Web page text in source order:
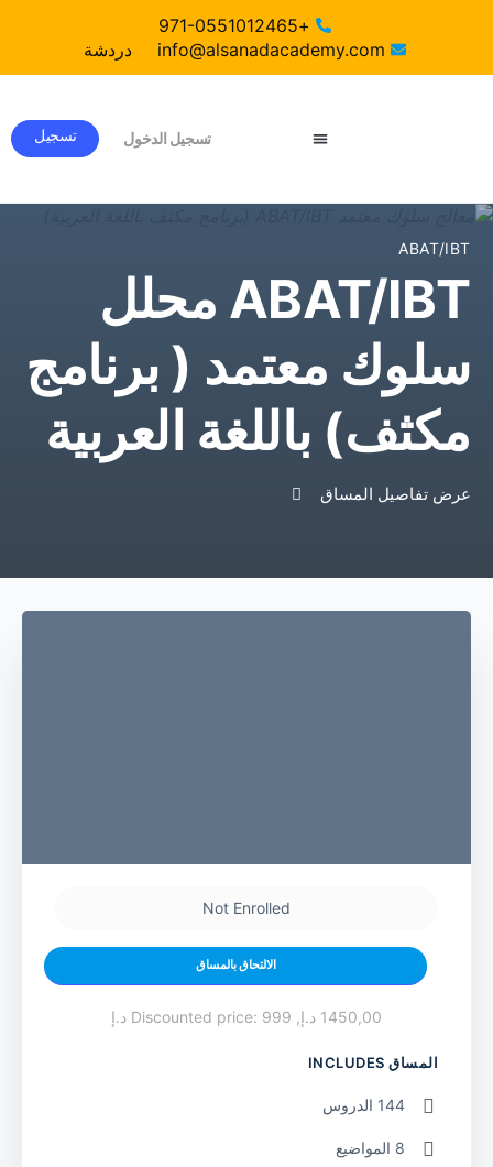
+971-0551012465
info@alsanadacademy.com
دردشة
تسجيل الدخول تسجيل
ABAT/IBT
ABAT/IBT محلل
سلوك معتمد ( برنامج
مكثف) باللغة العربية
عرض تفاصيل المساق
Not Enrolled
الالتحاق بالمساق
1450,00 د.إ, Discounted price: 999 د.إ
المساق INCLUDES
144 الدروس
8 المواضيع